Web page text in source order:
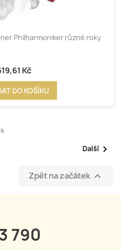
Philharmoniker různé roky
Kč
DO KOŠÍKU
Další 
Zpět na začátek 
796